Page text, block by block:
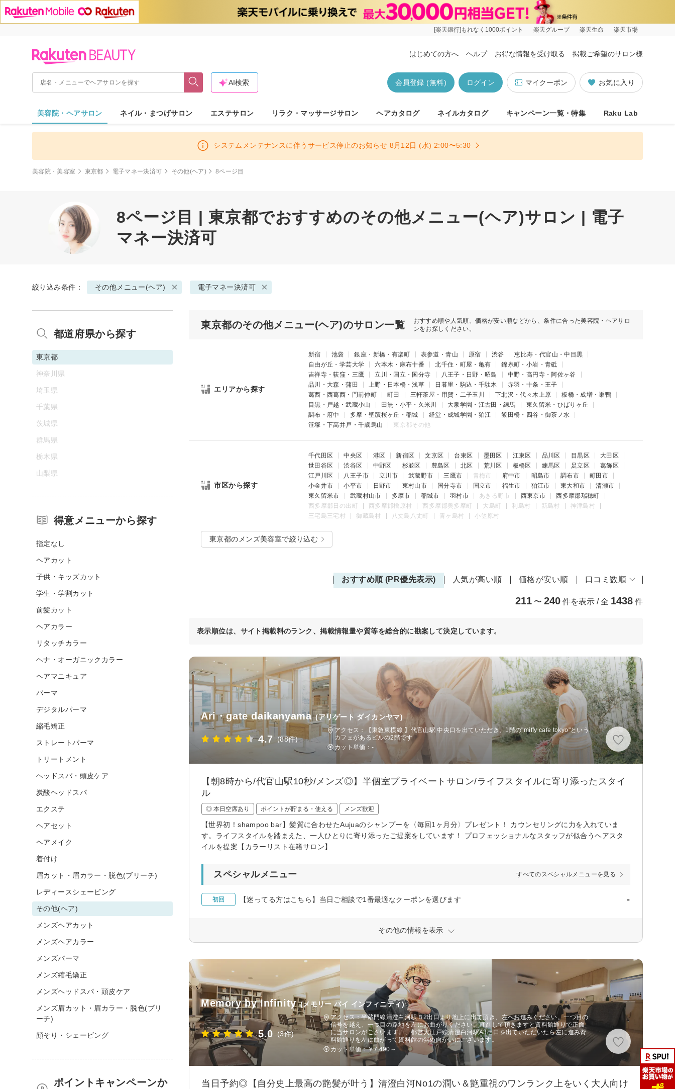
[楽天銀行]もれなく1000ポイント 楽天グループ 楽天生命 楽天市場
はじめての方へ ヘルプ お得な情報を受け取る 掲載ご希望のサロン様
お気に入り
マイクーポン
ログイン
会員登録 (無料)
AI検索
美容院・ヘアサロン ネイル・まつげサロン エステサロン リラク・マッサージサロン ヘアカタログ ネイルカタログ キャンペーン一覧・特集 Raku Lab
システムメンテナンスに伴うサービス停止のお知らせ 8月12日 (水) 2:00〜5:30
美容院・美容室 東京都 電子マネー決済可 その他(ヘア) 8ページ目
8ページ目 | 東京都でおすすめのその他メニュー(ヘア)サロン | 電子
マネー決済可
絞り込み条件： その他メニュー(ヘア) 電子マネー決済可
東京都のその他メニュー(ヘア)のサロン一覧
おすすめ順や人気順、価格が安い順などから、条件に合った美容院・ヘアサロ
ンをお探しください。
エリアから探す
新宿 池袋 銀座・新橋・有楽町 表参道・青山 原宿 渋谷
恵比寿・代官山・中目黒
自由が丘・学芸大学
六本木・麻布十番 北千住・町屋・亀有
錦糸町・小岩・青砥
吉祥寺・荻窪・三鷹
立川・国立・国分寺 八王子・日野・昭島
中野・高円寺・阿佐ヶ谷
品川・大森・蒲田
上野・日本橋・浅草 日暮里・駒込・千駄木
赤羽・十条・王子
葛西・西葛西・門前仲町
町田 三軒茶屋・用賀・二子玉川 下北沢・代々木上原
板橋・成増・巣鴨
目黒・戸越・武蔵小山
田無・小平・久米川 大泉学園・江古田・練馬
東久留米・ひばりヶ丘
調布・府中
多摩・聖蹟桜ヶ丘・稲城 経堂・成城学園・狛江
飯田橋・四谷・御茶ノ水
笹塚・下高井戸・千歳烏山
東京都その他
市区から探す
千代田区 中央区 港区 新宿区 文京区 台東区 墨田区 江東区 品川区 目黒区
大田区
世田谷区
渋谷区 中野区 杉並区 豊島区 北区 荒川区 板橋区 練馬区 足立区
葛飾区
江戸川区
八王子市 立川市 武蔵野市 三鷹市 青梅市 府中市 昭島市 調布市
町田市
小金井市
小平市 日野市 東村山市 国分寺市 国立市 福生市 狛江市 東大和市
清瀬市
東久留米市
武蔵村山市 多摩市 稲城市 羽村市 あきる野市 西東京市
西多摩郡瑞穂町
西多摩郡日の出町
西多摩郡檜原村 西多摩郡奥多摩町 大島町 利島村 新島村
神津島村
三宅島三宅村
御蔵島村 八丈島八丈町 青ヶ島村 小笠原村
東京都のメンズ美容室で絞り込む
おすすめ順 (PR優先表示) 人気が高い順 価格が安い順 口コミ数順
211 〜 240 件を表示 / 全 1438 件
表示順位は、サイト掲載料のランク、掲載情報量や質等を総合的に勘案して決定しています。
Ari・gate daikanyama (アリゲート ダイカンヤマ)
4.7 (88件)
アクセス：【東急東横線 】代官山駅 中央口を出ていただき、1階の"miffy cafe tokyo"という
カフェがあるビルの2階です
カット単価：-
【朝8時から/代官山駅10秒/メンズ◎】半個室プライベートサロン/ライフスタイルに寄り添ったスタイ
ル
◎ 本日空席あり ポイントが貯まる・使える メンズ歓迎
【世界初！shampoo bar】髪質に合わせたAujuaのシャンプーを〈毎回1ヶ月分〉プレゼント！ カウンセリングに力を入れていま
す。ライフスタイルを踏まえた、一人ひとりに寄り添ったご提案をしています！ プロフェッショナルなスタッフが似合うヘアスタ
イルを提案【カラーリスト在籍サロン】
スペシャルメニュー すべてのスペシャルメニューを見る
初回 【迷ってる方はこちら】当日ご相談で1番最適なクーポンを選びます -
その他の情報を表示
Memory by Infinity (メモリー バイ インフィニティ)
5.0 (3件)
アクセス：半蔵門線清澄白河駅Ｂ2出口より地上に出て頂き、左へお進みください。一つ目の
信号を越え、一つ目の路地を左にお曲がりください。直進して頂きますと資料館通りで正面
に当サロンがございます。、都営大江戸線清澄白河駅A3出口を出ていただいたら左に進み資
料館通りを左に曲がって資料館の斜め向かいにございます。
カット単価：￥7,490～
当日予約◎【自分史上最高の艶髪が叶う】清澄白河No1の潤い＆艶重視のワンランク上をいく大人向け
都道府県から探す
東京都
神奈川県
埼玉県
千葉県
茨城県
群馬県
栃木県
山梨県
得意メニューから探す
指定なし
ヘアカット
子供・キッズカット
学生・学割カット
前髪カット
ヘアカラー
リタッチカラー
ヘナ・オーガニックカラー
ヘアマニキュア
パーマ
デジタルパーマ
縮毛矯正
ストレートパーマ
トリートメント
ヘッドスパ・頭皮ケア
炭酸ヘッドスパ
エクステ
ヘアセット
ヘアメイク
着付け
眉カット・眉カラー・脱色(ブリーチ)
レディースシェービング
その他(ヘア)
メンズヘアカット
メンズヘアカラー
メンズパーマ
メンズ縮毛矯正
メンズヘッドスパ・頭皮ケア
メンズ眉カット・眉カラー・脱色(ブリ
ーチ)
顔そり・シェービング
ポイントキャンペーンか